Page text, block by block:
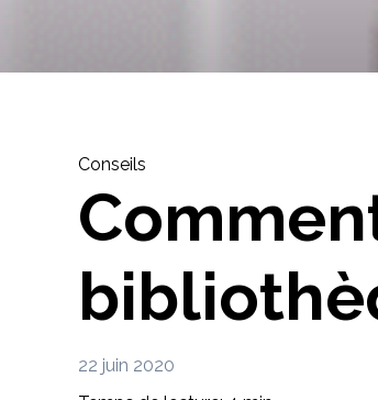
Créez votre projet
Conseils
22 juin 2020